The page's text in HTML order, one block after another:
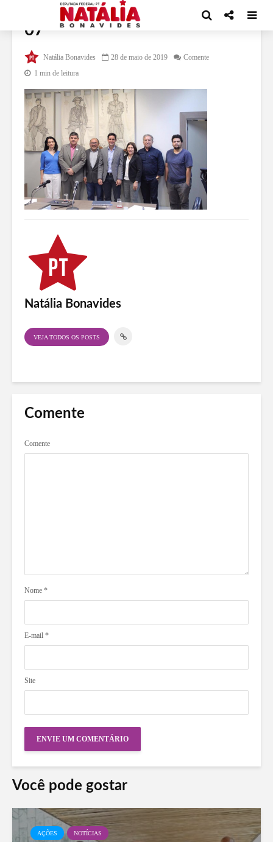
07
Natália Bonavides 28 de maio de 2019
Comente
1 min de leitura
Natália Bonavides
VEJA TODOS OS POSTS
Comente
Comente
Nome *
E-mail *
Site
Você pode gostar
AÇÕES NOTÍCIAS